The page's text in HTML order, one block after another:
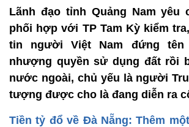
Lãnh đạo tỉnh Quảng Nam yêu
phối hợp với TP Tam Kỳ kiểm
tin người Việt Nam đứng tên
nhượng quyền sử dụng đất rồi
nước ngoài, chủ yếu là người
tượng được cho là đang diễn ra
Tiền tỷ đổ về Đà Nẵng: Thêm